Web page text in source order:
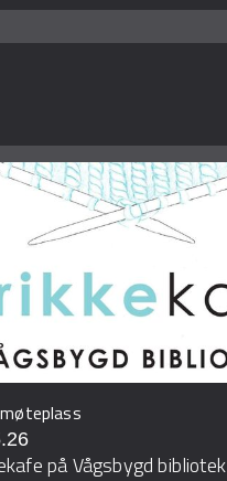
på Vågsbygd bibliotek